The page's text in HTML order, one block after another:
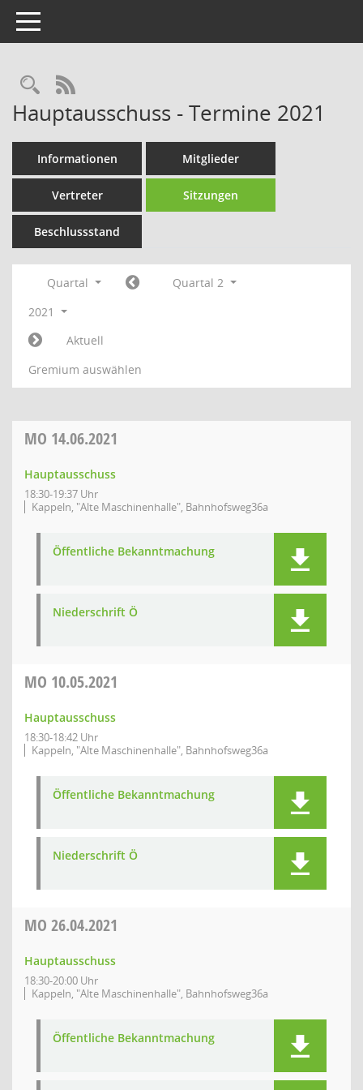
Toggle navigation
Rechercheauswahl
RSS-Feed
Hauptausschuss - Termine 2021
Informationen Mitglieder
Vertreter Sitzungen
Beschlussstand
Quartal
Quartal 2
2021
Aktuell
Gremium auswählen
MO 14.06.2021
Hauptausschuss
18:30-19:37 Uhr
Kappeln, "Alte Maschinenhalle", Bahnhofsweg36a
Öffentliche Bekanntmachung
Niederschrift Ö
MO 10.05.2021
Hauptausschuss
18:30-18:42 Uhr
Kappeln, "Alte Maschinenhalle", Bahnhofsweg36a
Öffentliche Bekanntmachung
Niederschrift Ö
MO 26.04.2021
Hauptausschuss
18:30-20:00 Uhr
Kappeln, "Alte Maschinenhalle", Bahnhofsweg36a
Öffentliche Bekanntmachung